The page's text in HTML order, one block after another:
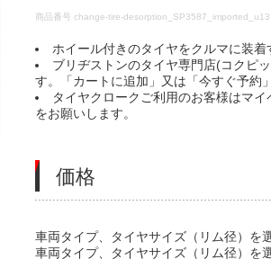
DETAILS
商品番号change-tire-desorption_SP3587_imported_u13
ホイール付きのタイヤをクルマに装着
ブリヂストンのタイヤ専門店(コクピ
す。「カートに追加」又は「今すぐ予約
タイヤクロークご利用のお客様はマ
をお願いします。
価格
VARIATIONS
車両タイプ、タイヤサイズ（リム径）を
車両タイプ、タイヤサイズ（リム径）を